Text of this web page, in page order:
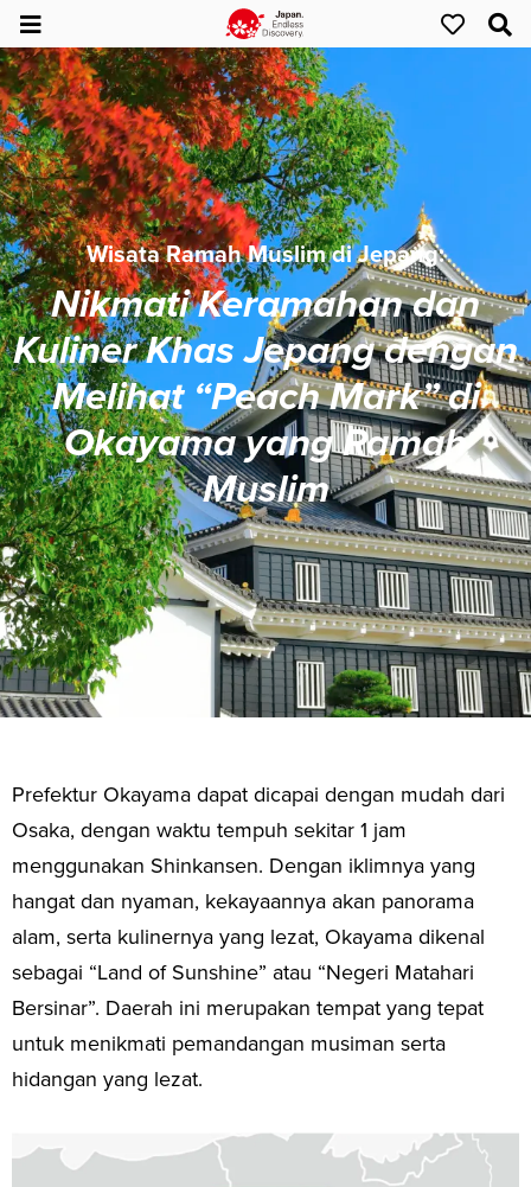
Wisata Ramah Muslim di Jepang:
Nikmati Keramahan dan
Kuliner Khas Jepang dengan
Melihat “Peach Mark” di
Okayama yang Ramah
Muslim
Prefektur Okayama dapat dicapai dengan mudah dari
Osaka, dengan waktu tempuh sekitar 1 jam
menggunakan Shinkansen. Dengan iklimnya yang
hangat dan nyaman, kekayaannya akan panorama
alam, serta kulinernya yang lezat, Okayama dikenal
sebagai “Land of Sunshine” atau “Negeri Matahari
Bersinar”. Daerah ini merupakan tempat yang tepat
untuk menikmati pemandangan musiman serta
hidangan yang lezat.